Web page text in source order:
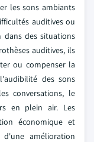
les sons ambiants
auditives ou
des situations
auditives, ils
ou compenser la
des sons
conversations, le
en plein air. Les
économique et
d'une amélioration